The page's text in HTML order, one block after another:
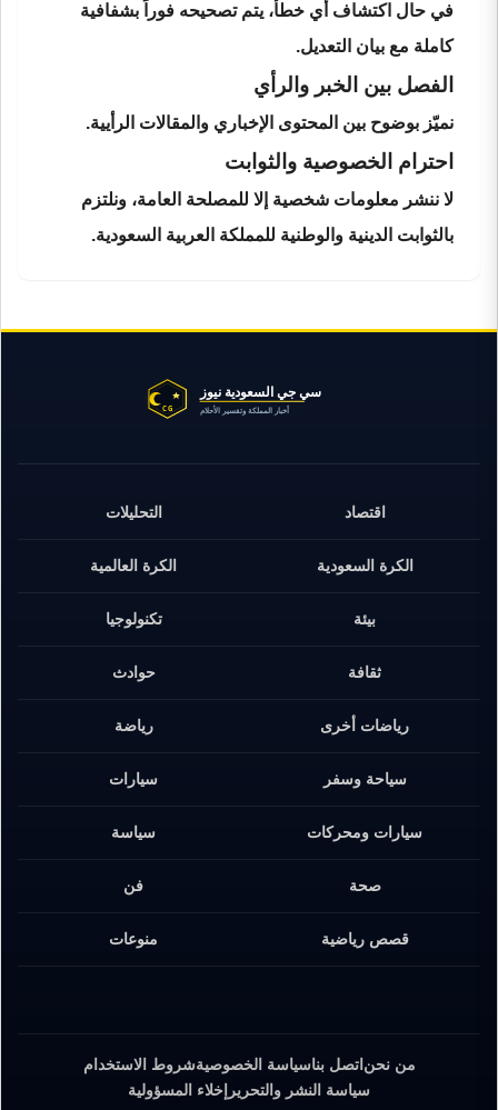
في حال اكتشاف أي خطأ، يتم تصحيحه فوراً بشفافية
كاملة مع بيان التعديل.
الفصل بين الخبر والرأي
نميّز بوضوح بين المحتوى الإخباري والمقالات الرأيية.
احترام الخصوصية والثوابت
لا ننشر معلومات شخصية إلا للمصلحة العامة، ونلتزم
بالثوابت الدينية والوطنية للمملكة العربية السعودية.
اقتصاد التحليلات
الكرة السعودية الكرة العالمية
بيئة تكنولوجيا
ثقافة حوادث
رياضات أخرى رياضة
سياحة وسفر سيارات
سيارات ومحركات سياسة
صحة فن
قصص رياضية منوعات
من نحن اتصل بناسياسة الخصوصيةشروط الاستخدام
سياسة النشر والتحرير إخلاء المسؤولية